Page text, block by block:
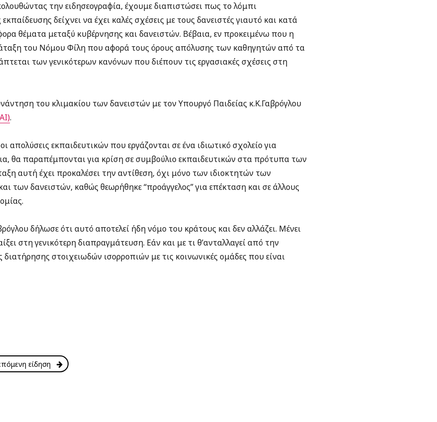
την ειδησεογραφία, έχουμε διαπιστώσει πως το λόμπι
δείχνει να έχει καλές σχέσεις με τους δανειστές γιαυτό και κατά
θέματα μεταξύ κυβέρνησης και δανειστών. Βέβαια, εν προκειμένω που η
του Νόμου Φίλη που αφορά τους όρους απόλυσης των καθηγητών από τα
των γενικότερων κανόνων που διέπουν τις εργασιακές σχέσεις στη
του κλιμακίου των δανειστών με τον Υπουργό Παιδείας κ.Κ.Γαβρόγλου
.
απολύσεις εκπαιδευτικών που εργάζονται σε ένα ιδιωτικό σχολείο για
θα παραπέμπονται για κρίση σε συμβούλιο εκπαιδευτικών στα πρότυπα των
αυτή έχει προκαλέσει την αντίθεση, όχι μόνο των ιδιοκτητών των
των δανειστών, καθώς θεωρήθηκε “προάγγελος” για επέκταση και σε άλλους
δήλωσε ότι αυτό αποτελεί ήδη νόμο του κράτους και δεν αλλάζει. Μένει
στη γενικότερη διαπραγμάτευση. Εάν και με τι θ’ανταλλαγεί από την
στοιχειωδών ισορροπιών με τις κοινωνικές ομάδες που είναι
είδηση